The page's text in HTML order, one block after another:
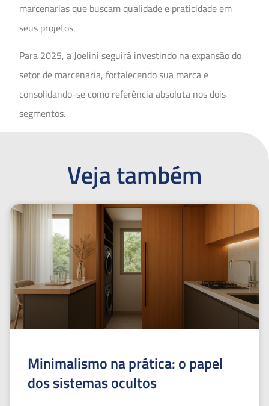
marcenarias que buscam qualidade e praticidade em
seus projetos.
Para 2025, a Joelini seguirá investindo na expansão do
setor de marcenaria, fortalecendo sua marca e
consolidando-se como referência absoluta nos dois
segmentos.
Veja também
Minimalismo na prática: o papel
dos sistemas ocultos